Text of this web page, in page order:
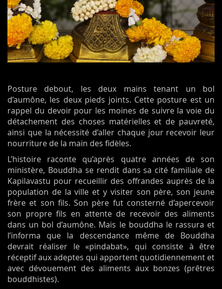
Posture debout, les deux mains tenant un bol
d’aumône, les deux pieds joints. Cette posture est un
rappel du devoir pour les moines de suivre la voie du
détachement des choses matérielles et de pauvreté,
ainsi que la nécessité d’aller chaque jour recevoir leur
nourriture de la main des fidèles.
L’histoire raconte qu’après quatre années de son
ministère, Bouddha se rendit dans sa cité familiale de
Kapilavastu pour recueillir des offrandes auprès de la
population de la ville et y visiter son père, son jeune
frère et son fils. Son père fut consterné d’apercevoir
son propre fils en attente de recevoir des aliments
dans un bol d’aumône. Mais le bouddha le rassura et
l’informa que la descendance même de Bouddha
devrait réaliser le «pindabat», qui consiste à être
réceptif aux adeptes qui apportent quotidiennement et
avec dévouement des aliments aux bonzes (prêtres
bouddhistes).